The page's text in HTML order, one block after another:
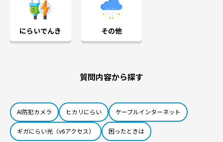
にらいでんき その他
質問内容から探す
AI防犯カメラ ヒカリにらい ケーブルインターネット
ギガにらい光（v6アクセス） 困ったときは